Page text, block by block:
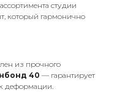
студии
который гармонично
из прочного
40 — гарантирует
к деформации.